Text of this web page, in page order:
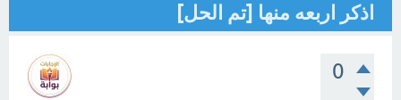
اذكر اربعه منها [تم الحل]
0